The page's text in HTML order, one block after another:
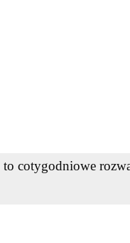
to cotygodniowe